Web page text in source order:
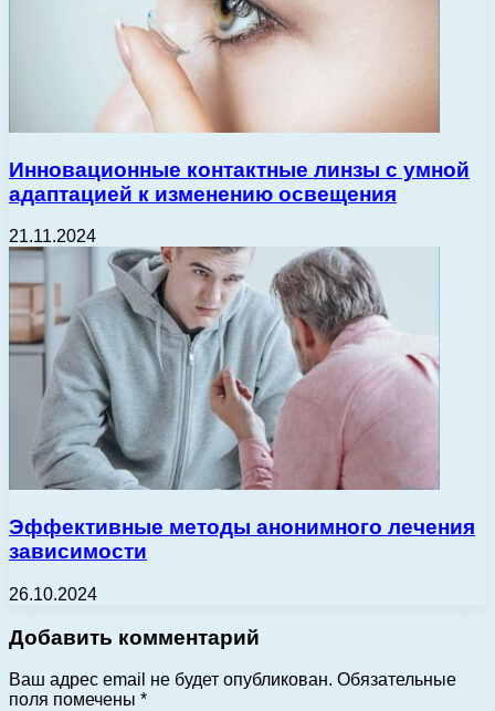
Инновационные контактные линзы с умной
адаптацией к изменению освещения
21.11.2024
Эффективные методы анонимного лечения
зависимости
26.10.2024
Добавить комментарий
Ваш адрес email не будет опубликован. Обязательные
поля помечены *